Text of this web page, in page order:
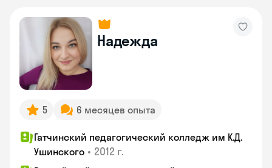
Надежда
5 6 месяцев опыта
Гатчинский педагогический колледж им К.Д.
Ушинского • 2012 г.